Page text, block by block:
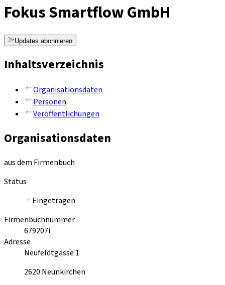
Fokus Smartflow GmbH
Updates abonnieren
Inhaltsverzeichnis
Organisationsdaten
Personen
Veröffentlichungen
Organisationsdaten
aus dem Firmenbuch
Status
Eingetragen
Firmenbuchnummer
679207i
Adresse
Neufeldtgasse 1
2620 Neunkirchen